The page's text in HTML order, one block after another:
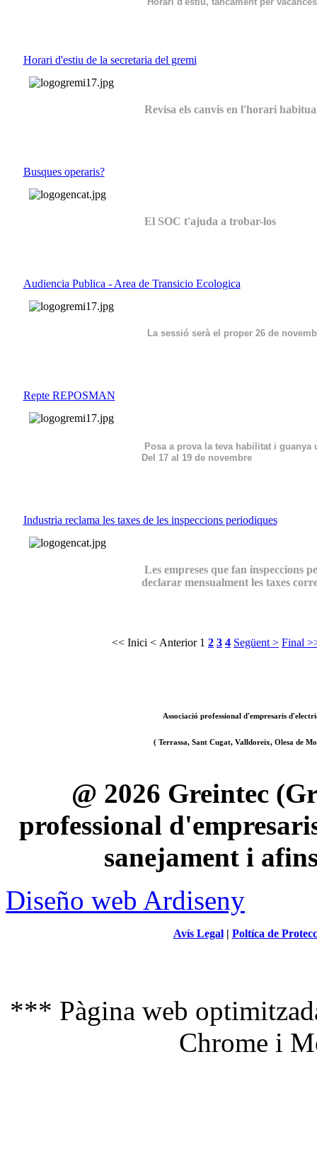
Horari d'estiu de la secretaria del gremi
Revisa els canvis en l'horari
Busques operaris?
El SOC t'ajuda a trobar-los
Audiencia Publica - Area de Transicio Ecologica
La sessió serà el proper 26 de
Repte REPOSMAN
Posa a prova la teva habilitat i guanya
Del 17 al 19 de novembre
Industria reclama les taxes de les inspeccions periodiques
Les empreses que fan inspeccions
declarar mensualment les taxes
<< Inici < Anterior 1 2 3 4 Següent > Final
Associació professional d'empresaris
( Terrassa, Sant Cugat, Valldoreix, Olesa de
@ 2026 Greintec
professional
sanejament i
Diseño web Ardiseny
Avís Legal| Poltíca de
*** Pàgina web
Chrome i